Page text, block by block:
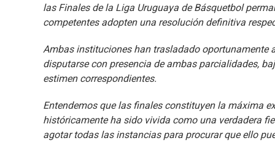
las Finales de la Liga Uruguaya de Básquetbol
competentes adopten una resolución definitiva
Ambas instituciones han trasladado oportunamente
disputarse con presencia de ambas parcialidades,
estimen correspondientes.
Entendemos que las finales constituyen la máxima
históricamente ha sido vivida como una verdadera
agotar todas las instancias para procurar que ello